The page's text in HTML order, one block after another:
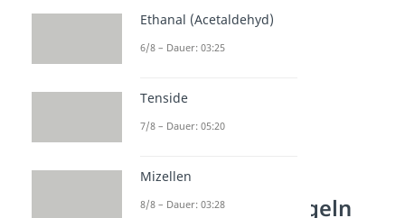
Nomenklatur Regeln
Ethanal (Acetaldehyd)
6/8 – Dauer: 03:25
Tenside
7/8 – Dauer: 05:20
Mizellen
8/8 – Dauer: 03:28